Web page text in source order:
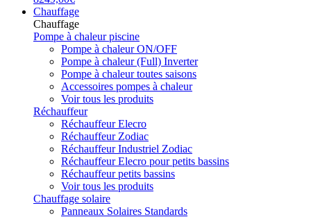
Chauffage
Chauffage
Pompe à chaleur piscine
Pompe à chaleur ON/OFF
Pompe à chaleur (Full) Inverter
Pompe à chaleur toutes saisons
Accessoires pompes à chaleur
Voir tous les produits
Réchauffeur
Réchauffeur Elecro
Réchauffeur Zodiac
Réchauffeur Industriel Zodiac
Réchauffeur Elecro pour petits bassins
Réchauffeur petits bassins
Voir tous les produits
Chauffage solaire
Panneaux Solaires Standards